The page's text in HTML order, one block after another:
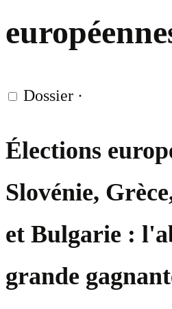
Dossier ·
Élections
Slovénie,
et Bulgarie :
grande